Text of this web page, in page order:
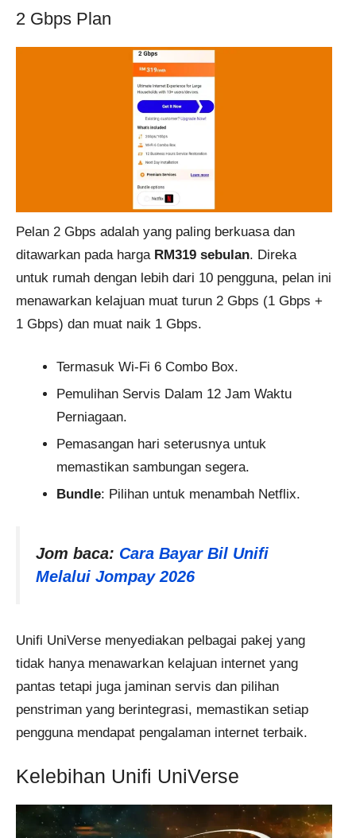
2 Gbps Plan
Pelan 2 Gbps adalah yang paling berkuasa dan
ditawarkan pada harga RM319 sebulan. Direka
untuk rumah dengan lebih dari 10 pengguna, pelan ini
menawarkan kelajuan muat turun 2 Gbps (1 Gbps +
1 Gbps) dan muat naik 1 Gbps.
Termasuk Wi-Fi 6 Combo Box.
Pemulihan Servis Dalam 12 Jam Waktu
Perniagaan.
Pemasangan hari seterusnya untuk
memastikan sambungan segera.
Bundle: Pilihan untuk menambah Netflix.
Jom baca: Cara Bayar Bil Unifi
Melalui Jompay 2026
Unifi UniVerse menyediakan pelbagai pakej yang
tidak hanya menawarkan kelajuan internet yang
pantas tetapi juga jaminan servis dan pilihan
penstriman yang berintegrasi, memastikan setiap
pengguna mendapat pengalaman internet terbaik.
Kelebihan Unifi UniVerse